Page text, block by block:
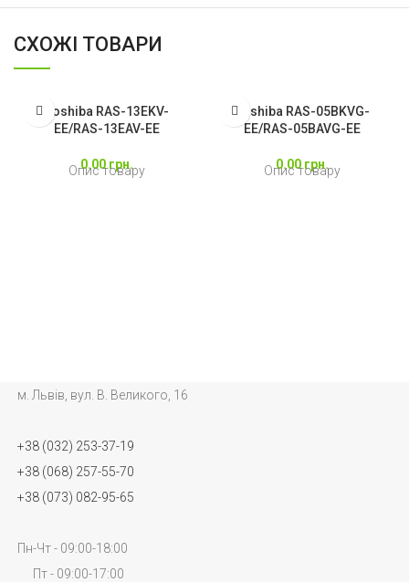
СХОЖІ ТОВАРИ
Toshiba RAS-13EKV-
EE/RAS-13EAV-EE
0.00 грн.
Опис товару
Toshiba RAS-05BKVG-
EE/RAS-05BAVG-EE
0.00 грн.
Опис товару
м. Львів, вул. В. Великого, 16
+38 (032) 253-37-19
+38 (068) 257-55-70
+38 (073) 082-95-65
Пн-Чт - 09:00-18:00
Пт - 09:00-17:00